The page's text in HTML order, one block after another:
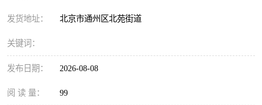
发货地址： 北京市通州区北苑街道
关键词：
发布日期： 2026-08-08
阅 读 量： 99